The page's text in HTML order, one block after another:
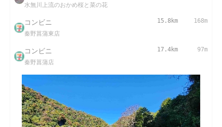
水無川上流のおかめ桜と菜の花
コンビニ
秦野菖蒲東店
15.8km 168m
コンビニ
秦野菖蒲店
17.4km 97m